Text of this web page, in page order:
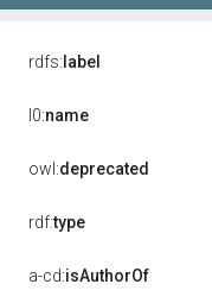
rdfs: label
l0:name
owl:deprecated
rdf:type
a-cd:isAuthorOf